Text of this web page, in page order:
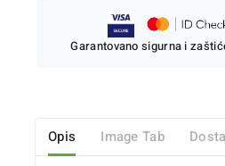
Garantovano sigurna i
Opis Image Tab